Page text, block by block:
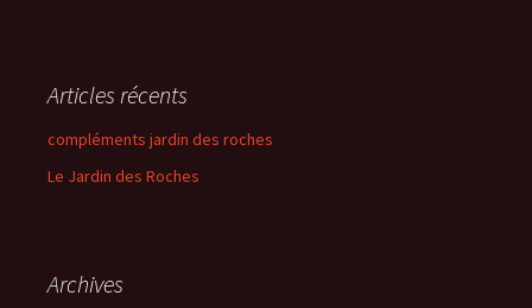
Articles récents
compléments jardin des roches
Le Jardin des Roches
Archives